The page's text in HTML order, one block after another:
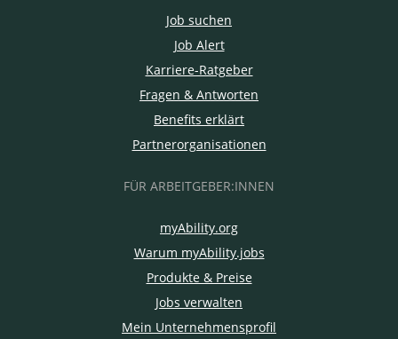
Job suchen
Job Alert
Karriere-Ratgeber
Fragen & Antworten
Benefits erklärt
Partnerorganisationen
FÜR ARBEITGEBER:INNEN
myAbility.org
Warum myAbility.jobs
Produkte & Preise
Jobs verwalten
Mein Unternehmensprofil